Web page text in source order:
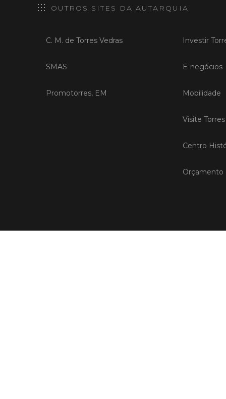
OUTROS SITES DA AUTARQUIA
C. M. de Torres Vedras
SMAS
Promotorres, EM
Investir
E-negócios
Mobilidade
Visite
Centro
Orçamento